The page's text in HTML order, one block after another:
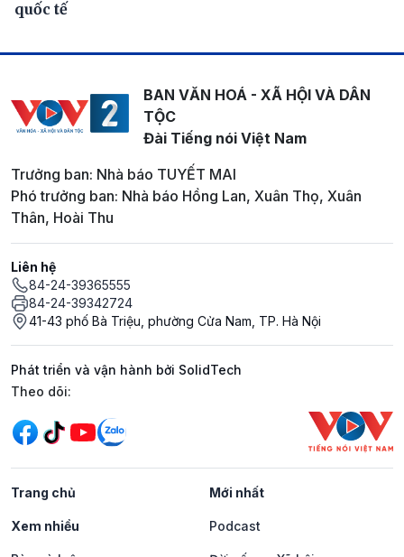
quốc tế
BAN VĂN HOÁ - XÃ HỘI VÀ DÂN
TỘC
Đài Tiếng nói Việt Nam
Trưởng ban: Nhà báo TUYẾT MAI
Phó trưởng ban: Nhà báo Hồng Lan, Xuân Thọ, Xuân
Thân, Hoài Thu
Liên hệ
84-24-39365555
84-24-39342724
41-43 phố Bà Triệu, phường Cửa Nam, TP. Hà Nội
Phát triển và vận hành bởi SolidTech
Mạng xã hội
Theo dõi:
Trang chủ Mới nhất
Xem nhiều Podcast